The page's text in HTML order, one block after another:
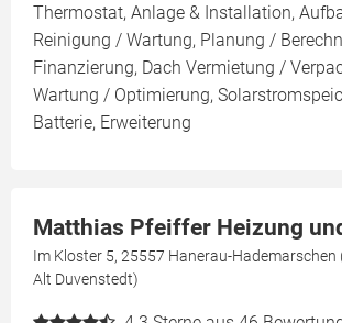
Thermostat, Anlage & Installation,
Reinigung / Wartung, Planung /
Finanzierung, Dach Vermietung /
Wartung / Optimierung,
Batterie, Erweiterung
Matthias Pfeiffer Heizung
Im Kloster 5, 25557 Hanerau-Hademarschen
Alt Duvenstedt)